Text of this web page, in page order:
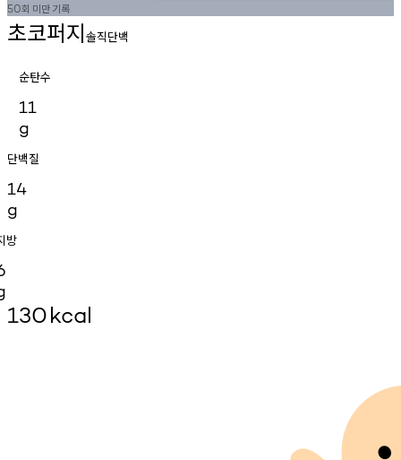
50회 미만기록
초코퍼지솔직단백
순탄수
11
g
단백질
14
g
방
130kcal